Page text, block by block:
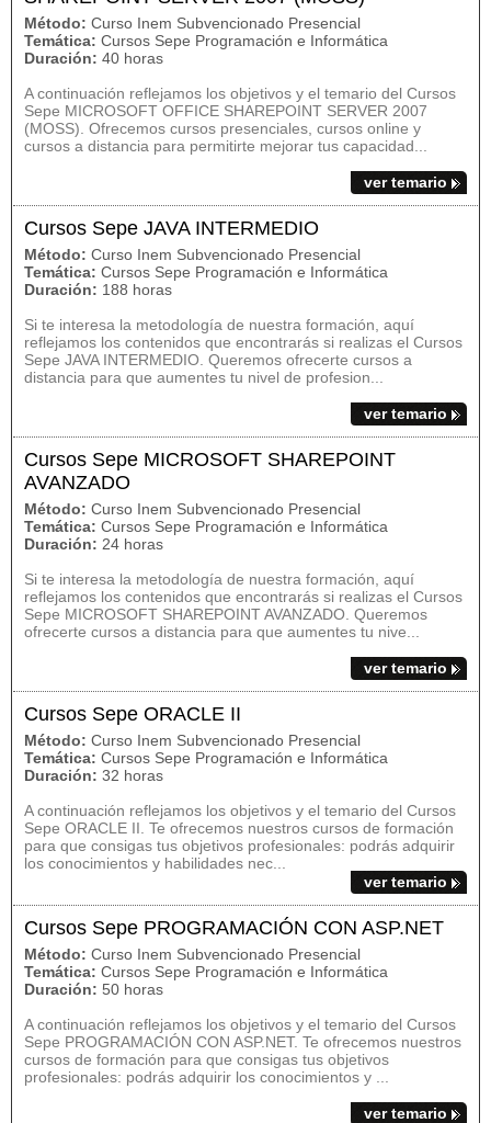
Método: Curso Inem Subvencionado Presencial
Temática: Cursos Sepe Programación e Informática
Duración: 40 horas
A continuación reflejamos los objetivos y el temario del Cursos
Sepe MICROSOFT OFFICE SHAREPOINT SERVER 2007
(MOSS). Ofrecemos cursos presenciales, cursos online y
cursos a distancia para permitirte mejorar tus capacidad...
ver temario
Cursos Sepe JAVA INTERMEDIO
Método: Curso Inem Subvencionado Presencial
Temática: Cursos Sepe Programación e Informática
Duración: 188 horas
Si te interesa la metodología de nuestra formación, aquí
reflejamos los contenidos que encontrarás si realizas el Cursos
Sepe JAVA INTERMEDIO. Queremos ofrecerte cursos a
distancia para que aumentes tu nivel de profesion...
ver temario
Cursos Sepe MICROSOFT SHAREPOINT
AVANZADO
Método: Curso Inem Subvencionado Presencial
Temática: Cursos Sepe Programación e Informática
Duración: 24 horas
Si te interesa la metodología de nuestra formación, aquí
reflejamos los contenidos que encontrarás si realizas el Cursos
Sepe MICROSOFT SHAREPOINT AVANZADO. Queremos
ofrecerte cursos a distancia para que aumentes tu nive...
ver temario
Cursos Sepe ORACLE II
Método: Curso Inem Subvencionado Presencial
Temática: Cursos Sepe Programación e Informática
Duración: 32 horas
A continuación reflejamos los objetivos y el temario del Cursos
Sepe ORACLE II. Te ofrecemos nuestros cursos de formación
para que consigas tus objetivos profesionales: podrás adquirir
los conocimientos y habilidades nec...
ver temario
Cursos Sepe PROGRAMACIÓN CON ASP.NET
Método: Curso Inem Subvencionado Presencial
Temática: Cursos Sepe Programación e Informática
Duración: 50 horas
A continuación reflejamos los objetivos y el temario del Cursos
Sepe PROGRAMACIÓN CON ASP.NET. Te ofrecemos nuestros
cursos de formación para que consigas tus objetivos
profesionales: podrás adquirir los conocimientos y ...
ver temario